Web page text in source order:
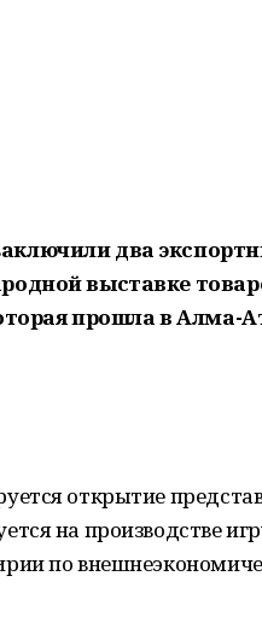
два
выставке
прошла в Алма-
открытие
на производстве
по